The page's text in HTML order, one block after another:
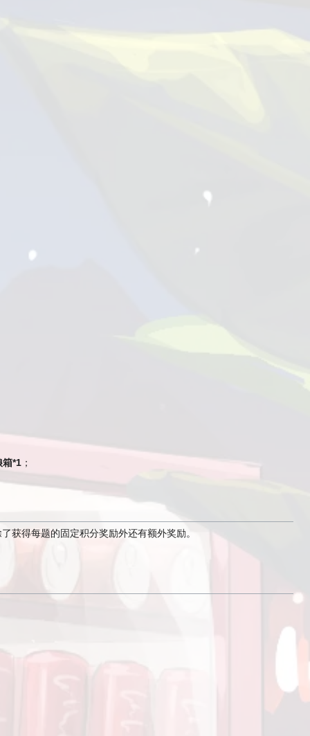
箱*1 ；
获得每题的固定积分奖励外还有额外奖励。